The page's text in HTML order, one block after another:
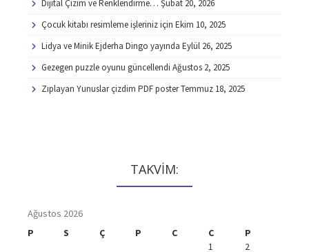
Dijital Çizim ve Renklendirme… Şubat 20, 2026
Çocuk kitabı resimleme işleriniz için Ekim 10, 2025
Lidya ve Minik Ejderha Dingo yayında Eylül 26, 2025
Gezegen puzzle oyunu güncellendi Ağustos 2, 2025
Zıplayan Yunuslar çizdim PDF posterTemmuz 18, 2025
TAKVİM:
Ağustos 2026
P
S Ç P C C
P
1
2